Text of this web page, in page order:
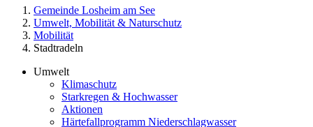
Gemeinde Losheim am See
Umwelt, Mobilität & Naturschutz
Mobilität
Stadtradeln
Umwelt
Klimaschutz
Starkregen & Hochwasser
Aktionen
Härtefallprogramm Niederschlagwasser